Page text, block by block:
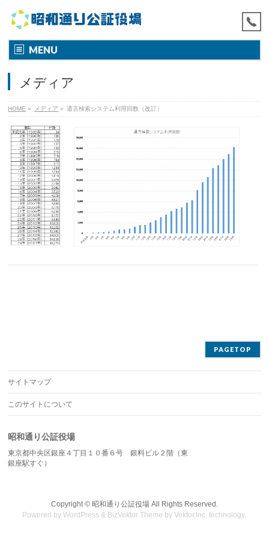
MENU
メディア
HOME » メディア » 遺言検索システム利用回数（改訂）
PAGETOP
サイトマップ
このサイトについて
昭和通り公証役場
東京都中央区銀座４丁目１０番６号 銀料ビル２階（東
銀座駅すぐ）
Copyright © 昭和通り公証役場All Rights Reserved.
Powered byWordPress & BizVektor Theme byVektor,Inc. technology.